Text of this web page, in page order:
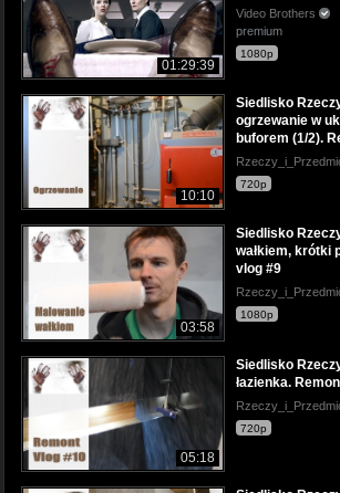
01:29:39
Video Brothers
premium
1080p
10:10
Siedlisko
ogrzewanie w
buforem (1/2).
720p
03:58
Siedlisko
wałkiem, krótki
vlog #9
1080p
05:18
Siedlisko
łazienka.
720p